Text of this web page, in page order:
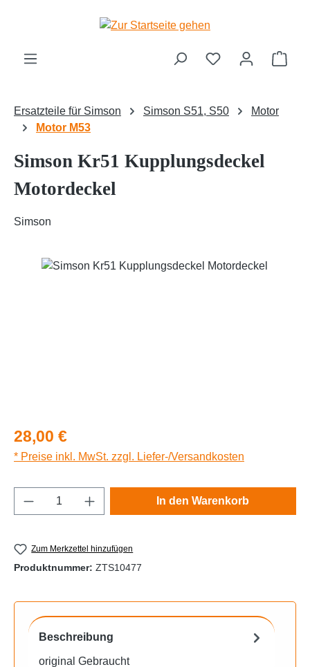
Zum Hauptinhalt springen
Ersatzteile für Simson Simson S51, S50
Motor
Motor M53
Simson Kr51 Kupplungsdeckel
Motordeckel
Simson
Bildergalerie überspringen
Regulärer Preis:
28,00 €
* Preise inkl. MwSt. zzgl. Liefer-/Versandkosten
Produkt Anzahl: Gib den gewünschten
In den Warenkorb
Zum Merkzettel hinzufügen
Produktnummer: ZTS10477
Beschreibung
original Gebraucht